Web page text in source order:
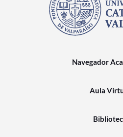
Navegador
Aula